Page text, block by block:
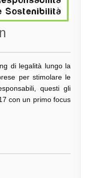
di legalità lungo la
per stimolare le
questi gli
con un primo focus